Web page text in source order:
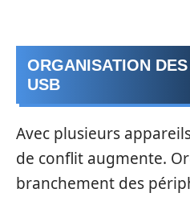
ORGANISATION
USB
Avec plusieurs
de conflit augmente.
branchement des